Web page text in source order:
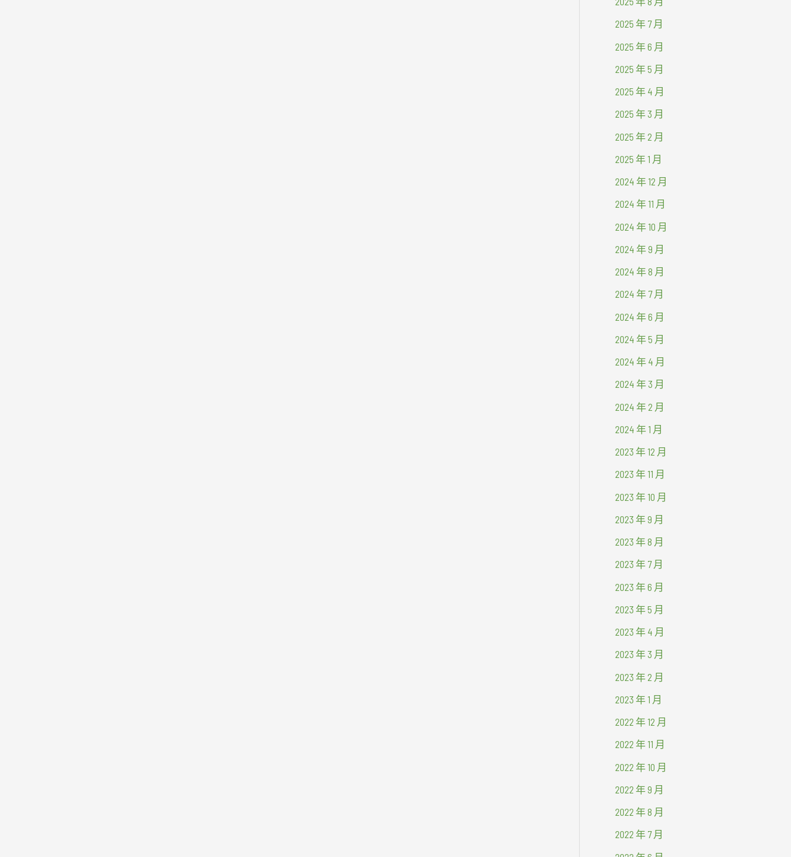
2025 年 7 月
2025 年 6 月
2025 年 5 月
2025 年 4 月
2025 年 3 月
2025 年 2 月
2025 年 1 月
2024 年 12 月
2024 年 11 月
2024 年 10 月
2024 年 9 月
2024 年 8 月
2024 年 7 月
2024 年 6 月
2024 年 5 月
2024 年 4 月
2024 年 3 月
2024 年 2 月
2024 年 1 月
2023 年 12 月
2023 年 11 月
2023 年 10 月
2023 年 9 月
2023 年 8 月
2023 年 7 月
2023 年 6 月
2023 年 5 月
2023 年 4 月
2023 年 3 月
2023 年 2 月
2023 年 1 月
2022 年 12 月
2022 年 11 月
2022 年 10 月
2022 年 9 月
2022 年 8 月
2022 年 7 月